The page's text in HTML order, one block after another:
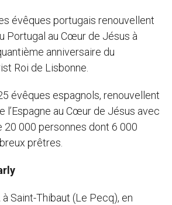
évêques portugais renouvellent
Portugal au Cœur de Jésus à
anniversaire du
Roi de Lisbonne.
évêques espagnols, renouvellent
l’Espagne au Cœur de Jésus avec
20 000 personnes dont 6 000
prêtres.
à Saint-Thibaut (Le Pecq), en